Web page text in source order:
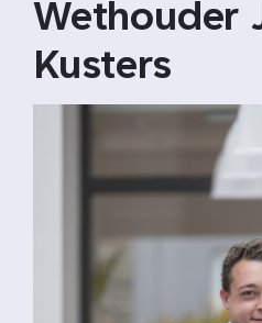
Wethouder
Kusters